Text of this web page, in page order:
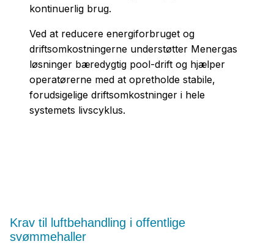
kontinuerlig brug.
Ved at reducere energiforbruget og
driftsomkostningerne understøtter Menergas
løsninger bæredygtig pool-drift og hjælper
operatørerne med at opretholde stabile,
forudsigelige driftsomkostninger i hele
systemets livscyklus.
Krav til luftbehandling i offentlige
svømmehaller